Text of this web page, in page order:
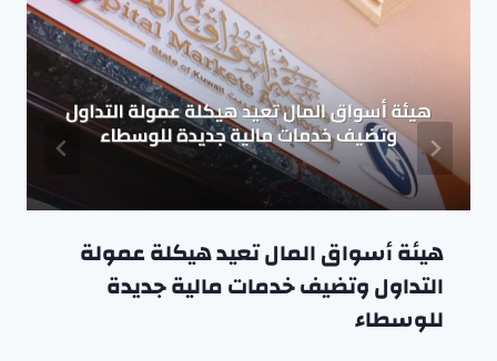
هيئة أسواق المال تعيد هيكلة عمولة
التداول وتضيف خدمات مالية جديدة
للوسطاء